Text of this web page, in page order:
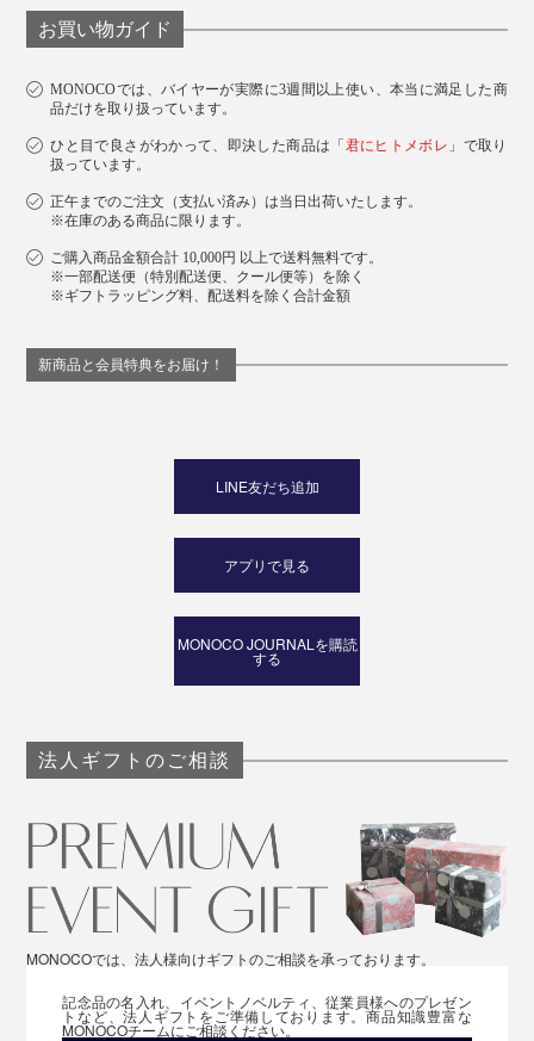
お買い物ガイド
MONOCOでは、バイヤーが実際に3週間以上使い、本当に満足した商
品だけを取り扱っています。
ひと目で良さがわかって、即決した商品は「 君にヒトメボレ 」で取り
扱っています。
正午までのご注文（支払い済み）は当日出荷いたします。
※在庫のある商品に限ります。
ご購入商品金額合計 10,000円 以上で送料無料です。
※一部配送便（特別配送便、クール便等）を除く
※ギフトラッピング料、配送料を除く合計金額
新商品と会員特典をお届け！
LINE友だち追加
アプリで見る
MONOCO JOURNALを購読
する
法人ギフトのご相談
MONOCOでは、法人様向けギフトのご相談を承っております。
記念品の名入れ、イベントノベルティ、従業員様へのプレゼン
トなど、法人ギフトをご準備しております。商品知識豊富な
MONOCOチームにご相談ください。